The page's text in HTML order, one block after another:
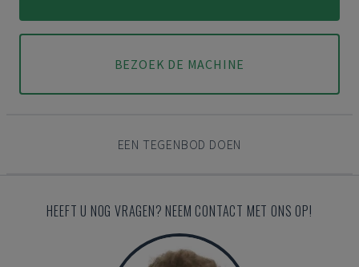
BEZOEK DE MACHINE
EEN TEGENBOD DOEN
HEEFT U NOG VRAGEN? NEEM CONTACT MET ONS OP!